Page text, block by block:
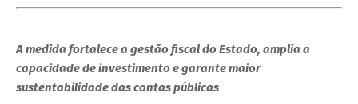
A medida fortalece a gestão fiscal do Estado, amplia a
capacidade de investimento e garante maior
sustentabilidade das contas públicas